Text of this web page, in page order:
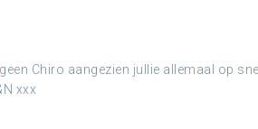
Chiro aangezien jullie allemaal op
xxx